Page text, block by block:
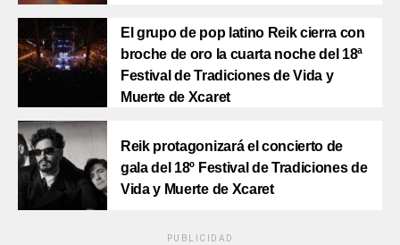
El grupo de pop latino Reik cierra con
broche de oro la cuarta noche del 18ª
Festival de Tradiciones de Vida y
Muerte de Xcaret
Reik protagonizará el concierto de
gala del 18º Festival de Tradiciones de
Vida y Muerte de Xcaret
PUBLICIDAD